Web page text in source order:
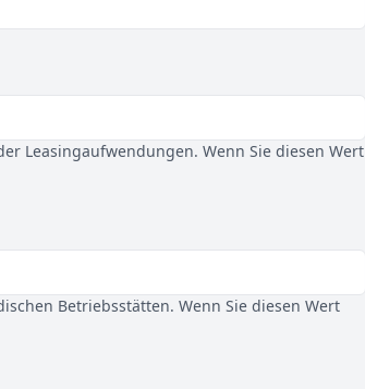
Leasingaufwendungen. Wenn Sie diesen Wert
Betriebsstätten. Wenn Sie diesen Wert